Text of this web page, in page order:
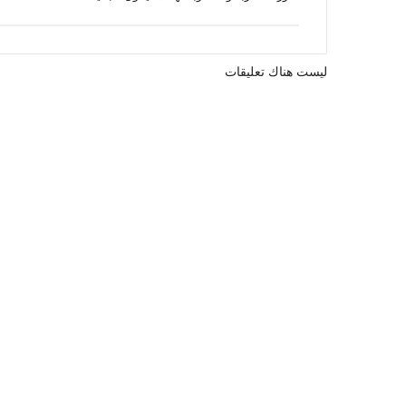
ليست هناك تعليقات